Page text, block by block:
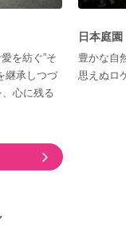
を紡ぐ”そ
継承しつづ
心に残る
日本庭園
豊かな自
思えぬロ